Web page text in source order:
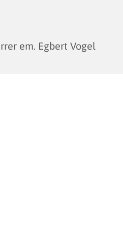
em. Egbert Vogel